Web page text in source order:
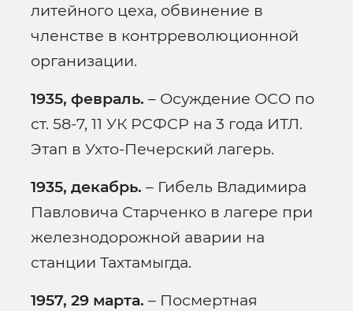
литейного цеха, обвинение в
членстве в контрреволюционной
организации.
1935, февраль. – Осуждение ОСО по
ст. 58-7, 11 УК РСФСР на 3 года ИТЛ.
Этап в Ухто-Печерский лагерь.
1935, декабрь. – Гибель Владимира
Павловича Старченко в лагере при
железнодорожной аварии на
станции Тахтамыгда.
1957, 29 марта. – Посмертная